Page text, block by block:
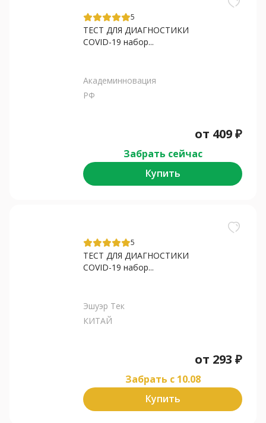
5
ТЕСТ ДЛЯ ДИАГНОСТИКИ
COVID-19 набор...
Академинновация
РФ
от 409₽
Забрать сейчас
Купить
5
ТЕСТ ДЛЯ ДИАГНОСТИКИ
COVID-19 набор...
Эшуэр Тек
КИТАЙ
от 293 ₽
Забрать c 10.08
Купить